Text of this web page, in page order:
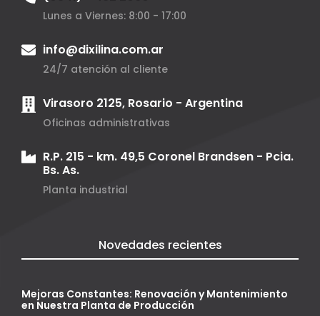
Lunes a Viernes: 8:00 - 17:00
info@dixilina.com.ar
24/7 atención al cliente
Virasoro 2125, Rosario - Argentina
Oficinas administrativas
R.P. 215 - km. 49,5 Coronel Brandsen - Pcia.
Bs. As.
Planta industrial
Novedades recientes
Mejoras Constantes: Renovación y Mantenimiento
en Nuestra Planta de Producción